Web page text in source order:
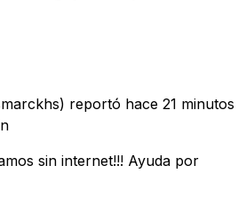
reportó hace 21 minutos
sin internet!!! Ayuda por